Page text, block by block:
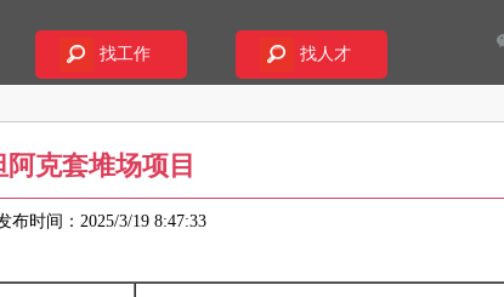
找工作 找人才
克套堆场项目
布时间：2025/3/19 8:47:33